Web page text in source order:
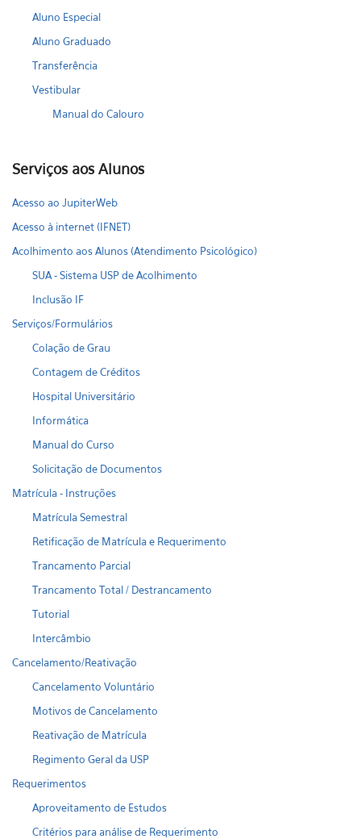
Aluno Especial
Aluno Graduado
Transferência
Vestibular
Manual do Calouro
Serviços aos Alunos
Acesso ao JupiterWeb
Acesso à internet (IFNET)
Acolhimento aos Alunos (Atendimento Psicológico)
SUA - Sistema USP de Acolhimento
Inclusão IF
Serviços/Formulários
Colação de Grau
Contagem de Créditos
Hospital Universitário
Informática
Manual do Curso
Solicitação de Documentos
Matrícula - Instruções
Matrícula Semestral
Retificação de Matrícula e Requerimento
Trancamento Parcial
Trancamento Total / Destrancamento
Tutorial
Intercâmbio
Cancelamento/Reativação
Cancelamento Voluntário
Motivos de Cancelamento
Reativação de Matrícula
Regimento Geral da USP
Requerimentos
Aproveitamento de Estudos
Critérios para análise de Requerimento